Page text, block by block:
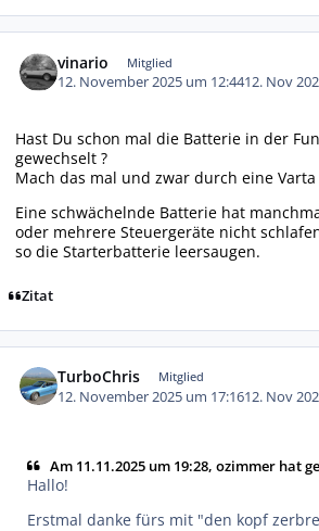
vinario Mitglied
12. November 2025 um 12:4412. Nov
Hast Du schon mal die Batterie in der
gewechselt ?
Mach das mal und zwar durch eine
Eine schwächelnde Batterie hat
oder mehrere Steuergeräte nicht
so die Starterbatterie leersaugen.
Zitat
TurboChris Mitglied
12. November 2025 um 17:1612. Nov
Am 11.11.2025 um 19:28, ozimmer hat
Hallo!
Erstmal danke fürs mit "den kopf